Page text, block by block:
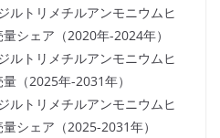
ルトリメチルアンモニウムヒ
シェア（2020年-2024年）
ルトリメチルアンモニウムヒ
（2025年-2031年）
ルトリメチルアンモニウムヒ
シェア（2025-2031年）